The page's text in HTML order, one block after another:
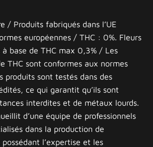
/ Produits fabriqués dans l’UE
européennes / THC : 0%. Fleurs
base de THC max 0,3% / Les
THC sont conformes aux normes
produits sont testés dans des
ce qui garantit qu’ils sont
interdites et de métaux lourds.
d’une équipe de professionnels
dans la production de
l’expertise et les